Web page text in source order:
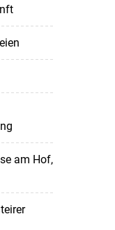
am Hof,